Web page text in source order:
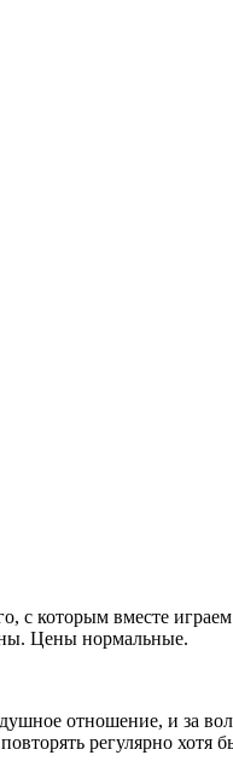
с которым вместе
Цены нормальные.
отношение, и за
регулярно